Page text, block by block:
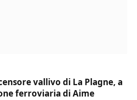
vallivo di La Plagne, a
ferroviaria di Aime